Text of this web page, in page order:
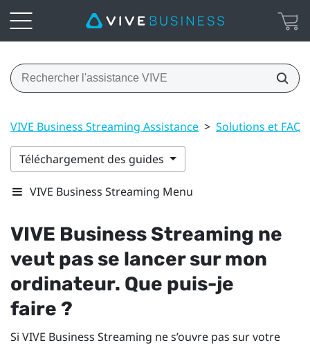
VIVE Business Streaming Assistance > Solutions et FAQ
Téléchargement des guides
VIVE Business Streaming Menu
VIVE Business Streaming ne
veut pas se lancer sur mon
ordinateur. Que puis-je
faire ?
Si VIVE Business Streaming ne s’ouvre pas sur votre